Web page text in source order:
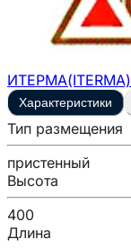
ИТЕРМА(ITERMA)
Характеристики
Тип размещения
пристенный
Высота
400
Длина